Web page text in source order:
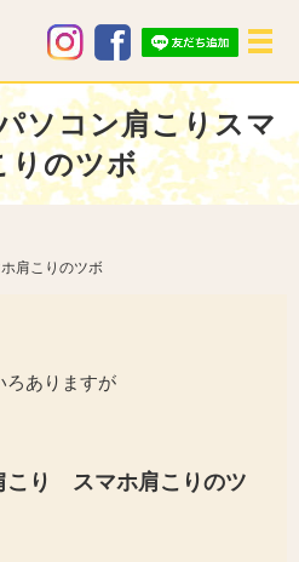
メ
ソコン肩こりスマ
りのツボ
肩こりのツボ
ろありますが
り スマホ肩こりのツ